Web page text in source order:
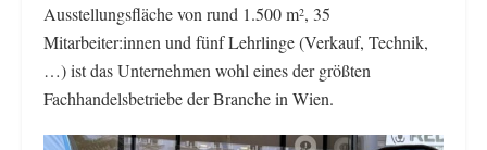
Ausstellungsfläche von rund 1.500 m2, 35
Mitarbeiter:innen und fünf Lehrlinge (Verkauf, Technik,
…) ist das Unternehmen wohl eines der größten
Fachhandelsbetriebe der Branche in Wien.